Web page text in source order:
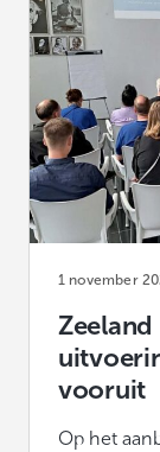
1 november
vooruit
Op het